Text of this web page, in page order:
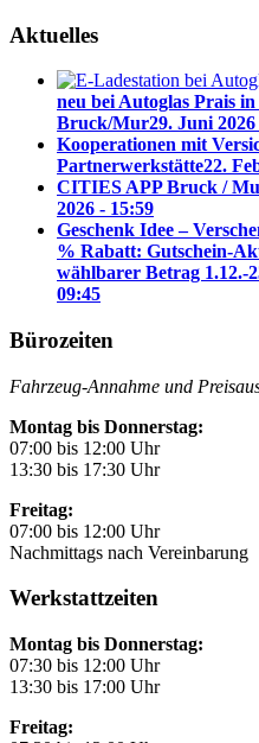
Aktuelles
neu bei Autoglas Prais
Bruck/Mur29. Juni
Kooperationen mit
Partnerwerkstätte22.
CITIES APP Bruck /
2026 - 15:59
Geschenk Idee –
% Rabatt: Gutschein-
wählbarer Betrag 1.12.-
09:45
Bürozeiten
Fahrzeug-Annahme und
Montag bis Donnerstag:
07:00 bis 12:00 Uhr
13:30 bis 17:30 Uhr
Freitag:
07:00 bis 12:00 Uhr
Nachmittags nach Vereinbarung
Werkstattzeiten
Montag bis Donnerstag:
07:30 bis 12:00 Uhr
13:30 bis 17:00 Uhr
Freitag: